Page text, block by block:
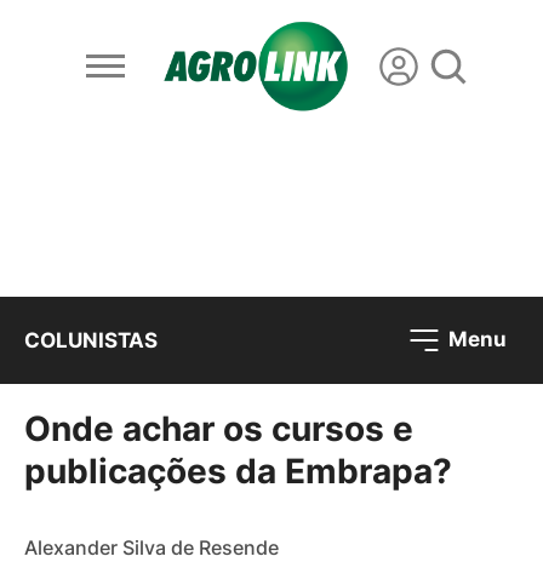
COLUNISTAS Menu
Onde achar os cursos e
publicações da Embrapa?
Alexander Silva de Resende